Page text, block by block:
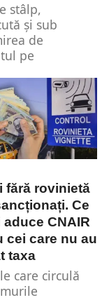
stâlp,
și sub
de
pe
până...
fără rovinietă
Ce
CNAIR
cei care nu au
taxa
care circulă